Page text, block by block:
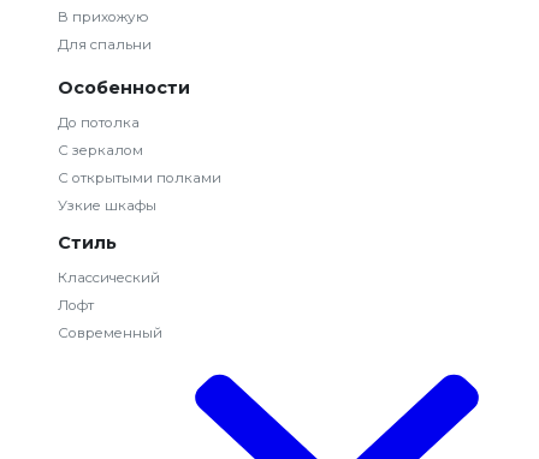
В прихожую
Для спальни
Особенности
До потолка
С зеркалом
С открытыми полками
Узкие шкафы
Стиль
Классический
Лофт
Современный